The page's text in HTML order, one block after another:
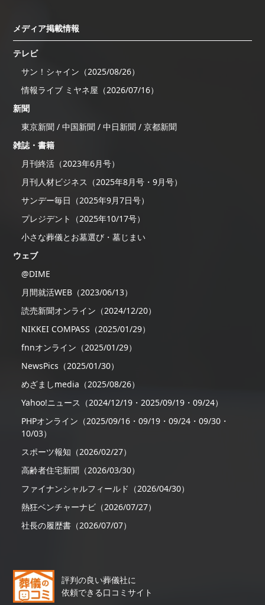
メディア掲載情報
テレビ
サン！シャイン（2025/08/26）
情報ライブ ミヤネ屋（2026/07/16）
新聞
東京新聞 / 中国新聞 / 中日新聞 / 京都新聞
雑誌・書籍
月刊終活（2023年6月号）
月刊人材ビジネス（2025年8月号・9月号）
サンデー毎日（2025年9月7日号）
プレジデント（2025年10/17号）
小さな葬儀とお墓選び・墓じまい
ウェブ
@DIME
月間就活WEB（2023/06/13）
読売新聞オンライン（2024/12/20）
NIKKEI COMPASS（2025/01/29）
fnnオンライン（2025/01/29）
NewsPics（2025/01/30）
めざましmedia（2025/08/26）
Yahoo!ニュース（2024/12/19・2025/09/19・09/24）
PHPオンライン（2025/09/16・09/19・09/24・09/30・
10/03）
スポーツ報知（2026/02/27）
高齢者住宅新聞（2026/03/30）
ファイナンシャルフィールド（2026/04/30）
熱狂ベンチャーナビ（2026/07/27）
社長の履歴書（2026/07/07）
評判の良い葬儀社に
依頼できる口コミサイト